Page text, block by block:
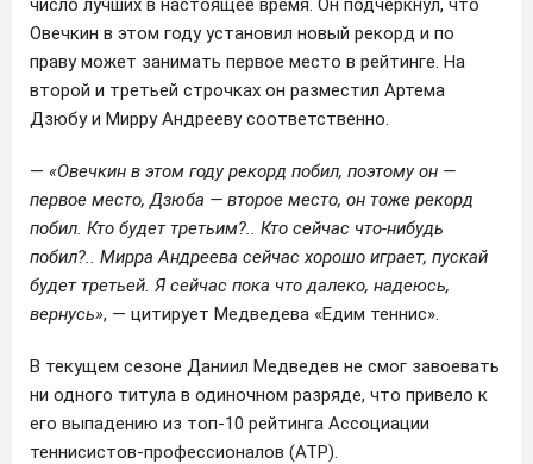
число лучших в настоящее время. Он подчеркнул, что
Овечкин в этом году установил новый рекорд и по
праву может занимать первое место в рейтинге. На
второй и третьей строчках он разместил Артема
Дзюбу и Мирру Андрееву соответственно.
— «Овечкин в этом году рекорд побил, поэтому он —
первое место, Дзюба — второе место, он тоже рекорд
побил. Кто будет третьим?.. Кто сейчас что-нибудь
побил?.. Мирра Андреева сейчас хорошо играет, пускай
будет третьей. Я сейчас пока что далеко, надеюсь,
вернусь», — цитирует Медведева «Едим теннис».
В текущем сезоне Даниил Медведев не смог завоевать
ни одного титула в одиночном разряде, что привело к
его выпадению из топ-10 рейтинга Ассоциации
теннисистов-профессионалов (ATP).